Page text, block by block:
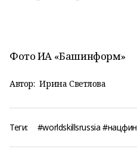
Фото ИА «Башинформ»
Автор: Ирина Светлова
Теги: #worldskillsrussia